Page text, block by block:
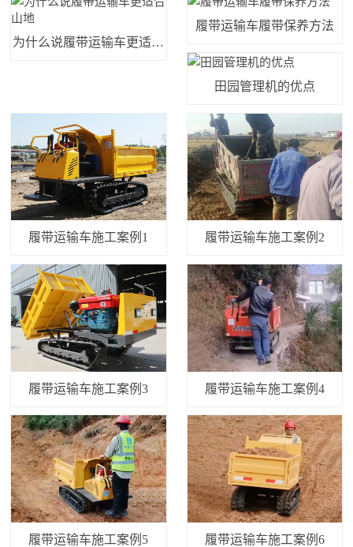
为什么说履带运输车更适合
履带运输车履带保养方法
田园管理机的优点
履带运输车施工案例1 履带运输车施工案例2
履带运输车施工案例3 履带运输车施工案例4
履带运输车施工案例5 履带运输车施工案例6